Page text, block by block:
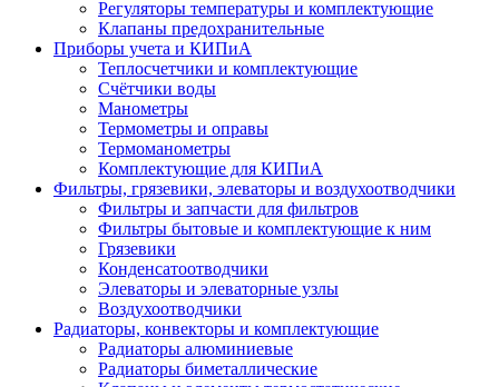
Регуляторы температуры и комплектующие
Клапаны предохранительные
Приборы учета и КИПиА
Теплосчетчики и комплектующие
Счётчики воды
Манометры
Термометры и оправы
Термоманометры
Комплектующие для КИПиА
Фильтры, грязевики, элеваторы и воздухоотводчики
Фильтры и запчасти для фильтров
Фильтры бытовые и комплектующие к ним
Грязевики
Конденсатоотводчики
Элеваторы и элеваторные узлы
Воздухоотводчики
Радиаторы, конвекторы и комплектующие
Радиаторы алюминиевые
Радиаторы биметаллические